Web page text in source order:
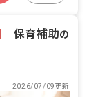
保育補助の
2026/07/09更新